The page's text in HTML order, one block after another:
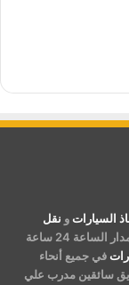
السيارات و نقل
والمعدات ولدينا اسطول سيارات يعمل علي مدار الساعة 24 ساعة
في جميع أنحاء
سائقين مدرب علي